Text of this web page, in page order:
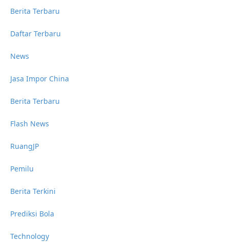
Berita Terbaru
Daftar Terbaru
News
Jasa Impor China
Berita Terbaru
Flash News
RuangJP
Pemilu
Berita Terkini
Prediksi Bola
Technology